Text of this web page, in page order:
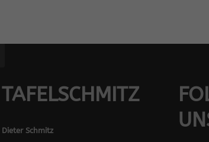
TAFELSCHMITZ
Dieter Schmitz